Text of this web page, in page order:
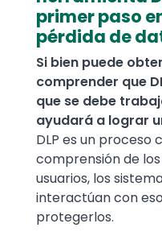
primer paso
pérdida de
Si bien puede
comprender que
que se debe
ayudará a lograr
DLP es un proceso
comprensión de
usuarios, los
interactúan con
protegerlos.